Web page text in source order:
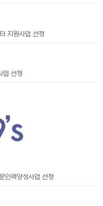
지원사업 선정
업 선정
인력양성사업 선정